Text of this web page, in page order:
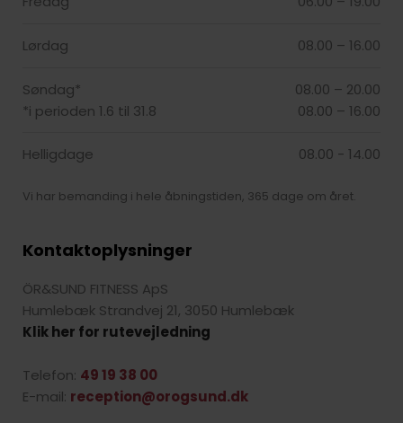
Lørdag 08.00 – 16.00​
Søndag*
*i perioden 1.6 til 31.8
08.00 – 20.00
08.00 – 16.00​
Helligdage 08.00 - 14.00
Vi har bemanding i hele åbningstiden, 365 dage om året.
Kontaktoplysninger
ÖR&SUND FITNESS ApS
Humlebæk Strandvej 21, 3050 Humlebæk
Klik her for rutevejledning
Telefon: 49 19 38 00
E-mail: reception@orogsund.dk